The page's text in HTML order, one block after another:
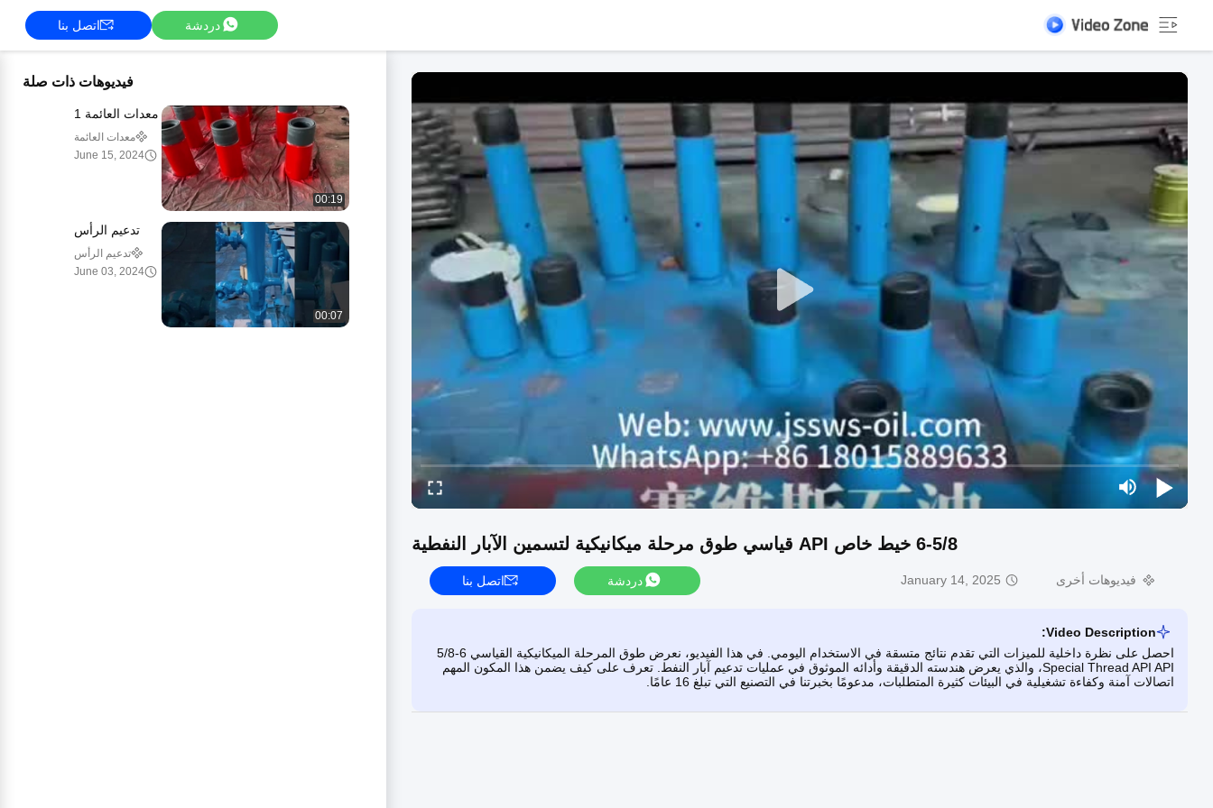
دردشة اتصل بنا
6-5/8 خيط خاص API قياسي طوق مرحلة ميكانيكية لتسمين الآبار النفطية
فيديوهات أخرى January 14, 2025 دردشة اتصل بنا
Video Description:
احصل على نظرة داخلية للميزات التي تقدم نتائج متسقة في الاستخدام اليومي. في هذا الفيديو، نعرض طوق المرحلة الميكانيكية القياسي 6-5/8
Special Thread API API، والذي يعرض هندسته الدقيقة وأدائه الموثوق في عمليات تدعيم آبار النفط. تعرف على كيف يضمن هذا المكون المهم
اتصالات آمنة وكفاءة تشغيلية في البيئات كثيرة المتطلبات، مدعومًا بخبرتنا في التصنيع التي تبلغ 16 عامًا.
فيديوهات ذات صلة
00:19
معدات العائمة 1
معدات العائمة
June 15, 2024
00:07
تدعيم الرأس
تدعيم الرأس
June 03, 2024